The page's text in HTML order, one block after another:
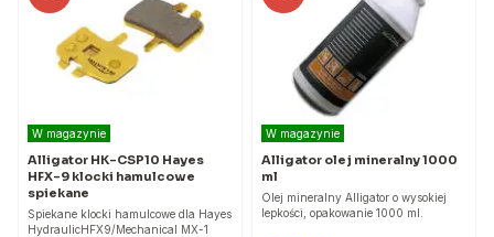
W magazynie
Alligator HK-CSP10 Hayes
HFX-9 klocki hamulcowe
spiekane
Spiekane klocki hamulcowe dla Hayes
HydraulicHFX9/Mechanical MX-1
W magazynie
Alligator olej mineralny 1000
ml
Olej mineralny Alligator o wysokiej
lepkości, opakowanie 1000 ml.